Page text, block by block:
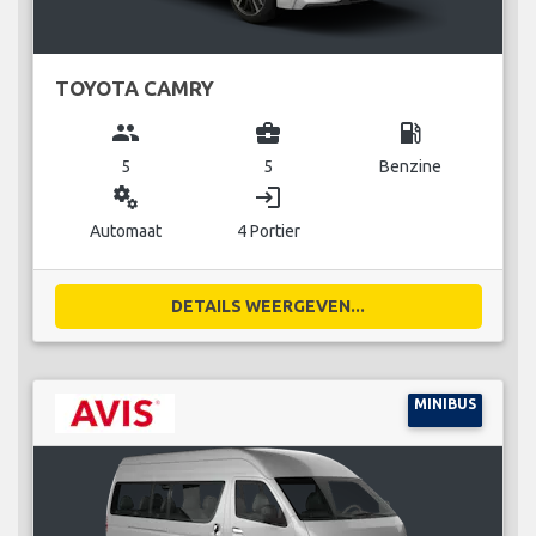
TOYOTA CAMRY
group
5
business_center
5
local_gas_station
Benzine
miscellaneous_services
Automaat
login
4 Portier
DETAILS WEERGEVEN...
MINIBUS